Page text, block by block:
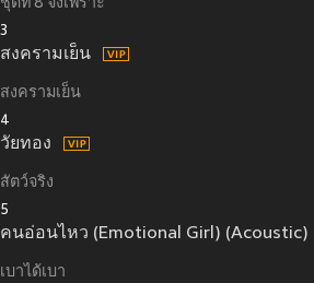
ชุดที่ 8 จงเพราะ
3
สงครามเย็น
สงครามเย็น
4
วัยทอง
สัตว์จริง
5
คนอ่อนไหว (Emotional Girl) (Acoustic)
เบาได้เบา